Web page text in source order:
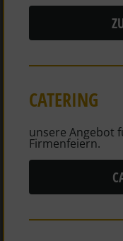
CATERING
unsere Angebot
Firmenfeiern.